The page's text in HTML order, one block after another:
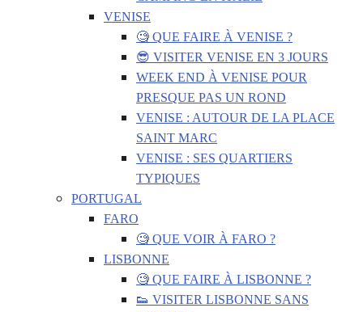
VENISE
🧐 QUE FAIRE À VENISE ?
😎 VISITER VENISE EN 3 JOURS
WEEK END À VENISE POUR
PRESQUE PAS UN ROND
VENISE : AUTOUR DE LA PLACE
SAINT MARC
VENISE : SES QUARTIERS
TYPIQUES
PORTUGAL
FARO
🧐 QUE VOIR À FARO ?
LISBONNE
🧐 QUE FAIRE À LISBONNE ?
👟 VISITER LISBONNE SANS